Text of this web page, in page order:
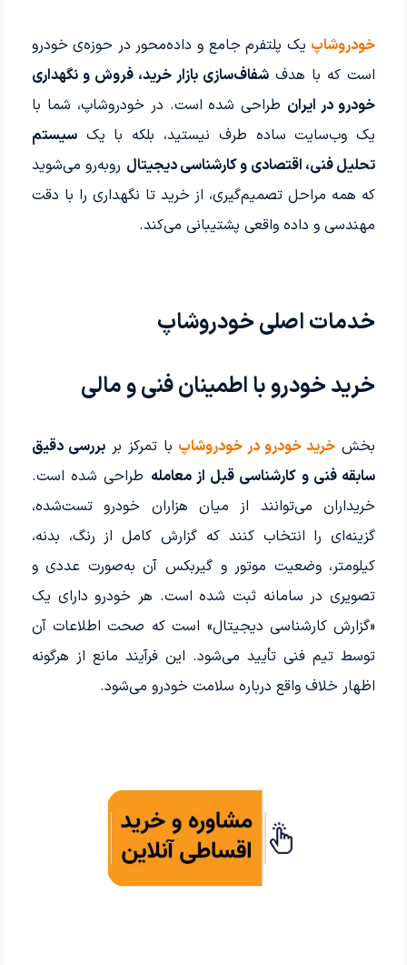
خودروشاپ یک پلتفرم جامع و داده‌محور در حوزه‌ی خودرو
است که با هدف شفاف‌سازی بازار خرید، فروش و نگهداری
خودرو در ایران طراحی شده است. در خودروشاپ، شما با
یک وب‌سایت ساده طرف نیستید، بلکه با یکسیستم
تحلیل فنی، اقتصادی و کارشناسی دیجیتال روبه‌رو می‌شوید
که همه مراحل تصمیم‌گیری، از خرید تا نگهداری را با دقت
مهندسی و داده واقعی پشتیبانی می‌کند.
خدمات اصلی خودروشاپ
خرید خودرو با اطمینان فنی و مالی
بخش خرید خودرو در خودروشاپ با تمرکز بربررسی دقیق
سابقه فنی و کارشناسی قبل از معامله طراحی شده است.
خریداران می‌توانند از میان هزاران خودرو تست‌شده،
گزینه‌ای را انتخاب کنند که گزارش کامل از رنگ، بدنه،
کیلومتر، وضعیت موتور و گیربکس آن به‌صورت عددی و
تصویری در سامانه ثبت شده است. هر خودرو دارای یک
«گزارش کارشناسی دیجیتال» است که صحت اطلاعات آن
توسط تیم فنی تأیید می‌شود. این فرآیند مانع از هرگونه
اظهار خلاف واقع درباره سلامت خودرو می‌شود.